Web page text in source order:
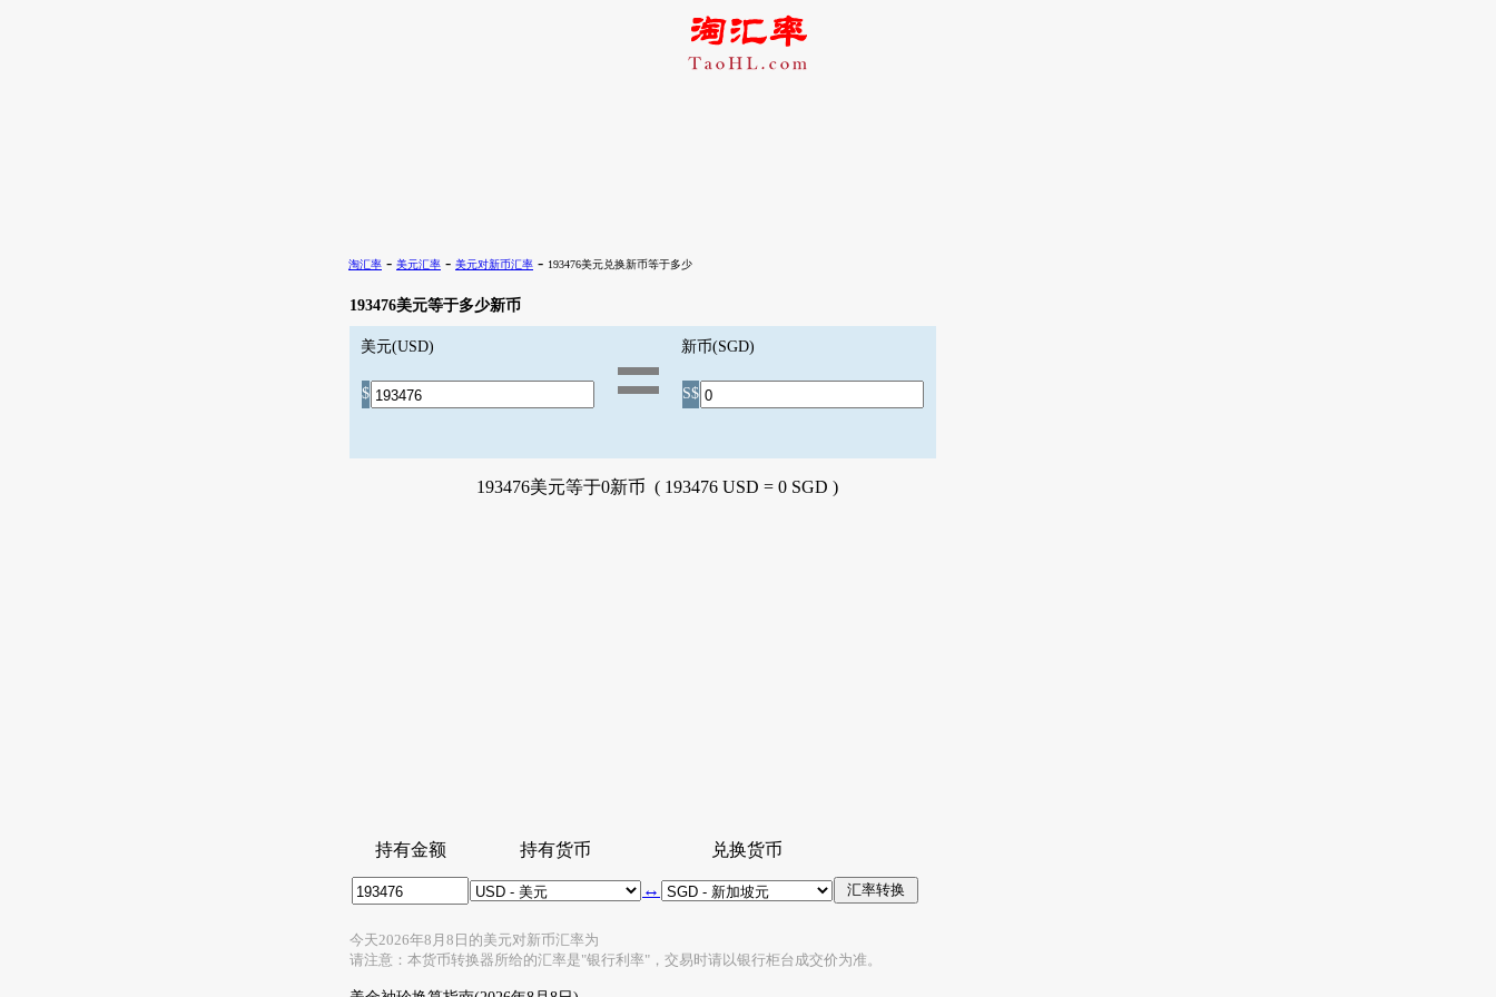
淘汇率 - 美元汇率 - 美元对新币汇率 - 193476美元兑换新币等于多少
193476美元等于多少新币
美元(USD) 新币(SGD)
$ S$
193476美元等于0新币 ( 193476 USD = 0 SGD )
持有金额 持有货币 兑换货币
↔
今天2026年8月8日的美元对新币汇率为
请注意：本货币转换器所给的汇率是"银行利率"，交易时请以银行柜台成交价为准。